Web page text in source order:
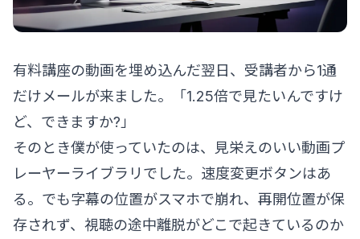
有料講座の動画を埋め込んだ翌日、受講者から1通
だけメールが来ました。「1.25倍で見たいんですけ
ど、できますか?」
そのとき僕が使っていたのは、見栄えのいい動画プ
レーヤーライブラリでした。速度変更ボタンはあ
る。でも字幕の位置がスマホで崩れ、再開位置が保
存されず、視聴の途中離脱がどこで起きているのか